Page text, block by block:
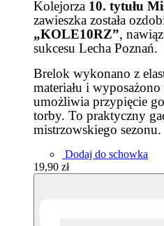
Kolejorza 10. tytułu
zawieszka została
„KOLE10RZ”,
sukcesu Lecha Poznań.
Brelok wykonano z
materiału i
umożliwia przypięcie
torby. To praktyczny
mistrzowskiego sezonu.
Dodaj do schowka
19,90 zł